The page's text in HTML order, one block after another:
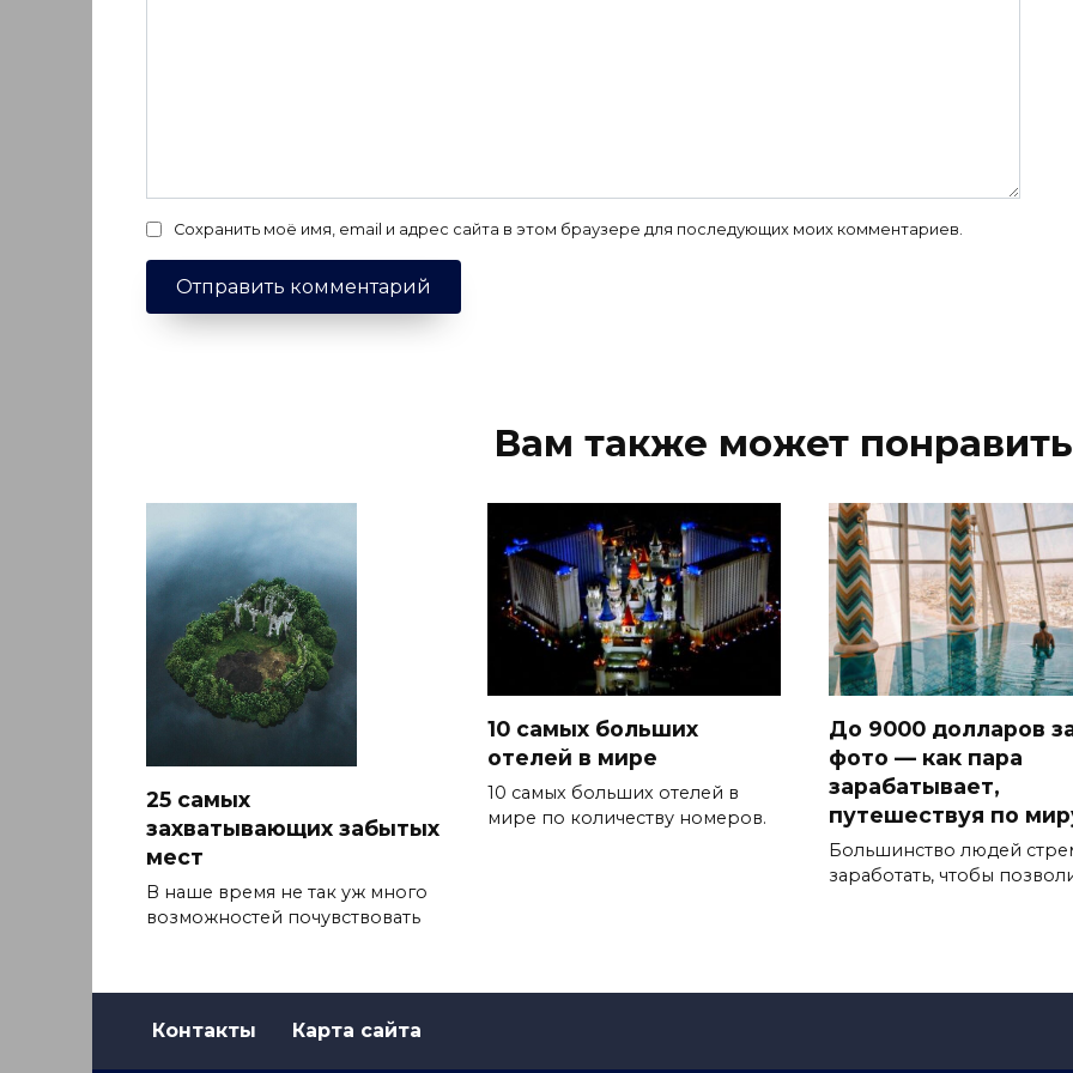
Сохранить моё имя, email и адрес сайта в этом браузере для последующих моих комментариев.
Вам также может
25 самых
захватывающих забытых
мест
В наше время не так уж много
возможностей почувствовать
10 самых больших
отелей в мире
10 самых больших отелей в
мире по количеству номеров.
До 9000 долларов
фото — как пара
зарабатывает,
путешествуя по
Большинство людей
заработать, чтобы
Контакты Карта сайта